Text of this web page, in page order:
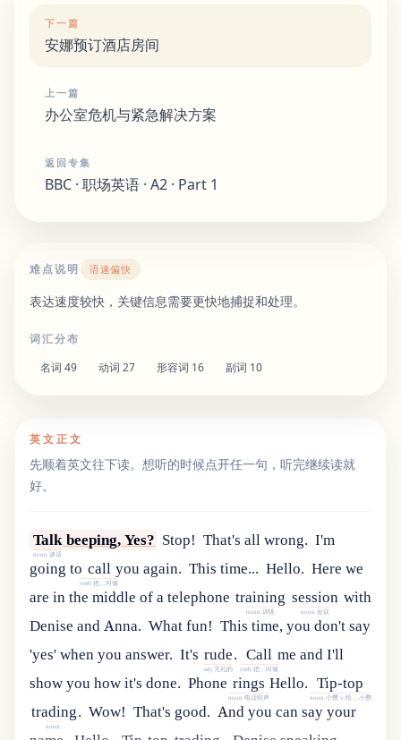
下一篇
安娜预订酒店房间
上一篇
办公室危机与紧急解决方案
返回专集
BBC · 职场英语 · A2 · Part 1
难点说明 语速偏快
表达速度较快，关键信息需要更快地捕捉和处理。
词汇分布
名词 49 动词 27 形容词 16 副词 10
英文正文
先顺着英文往下读。想听的时候点开任一句，听完继续读就
好。
Talk
noun.谈话
beeping,Yes? Stop! That's all wrong. I'm
going to call
verb.把…叫做
you again. This time... Hello. Here we
are in the middle ofatelephone training
noun.训练
session
noun.会议
with
Denise andAnna. What fun! This time, you don't say
'yes' when you answer. It's rude
adj.无礼的
. Call
verb.把…叫做
me andI'll
showyou howit's done. Phone rings
noun.电话铃声
Hello. Tip-top
noun.小费 v.给....小费
trading
noun.
. Wow! That's good. And you can say your